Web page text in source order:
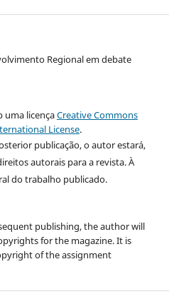
Regional em debate
uma licençaCreative Commons
License.
publicação, o autor estará,
autorais para a revista. À
do trabalho publicado.
publishing, the author will
for the magazine. It is
of the assignment